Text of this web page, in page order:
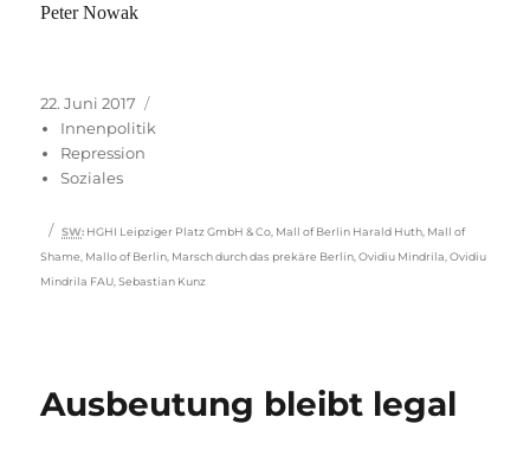
Peter Nowak
Veröffentlicht
am
22. Juni 2017
Innenpolitik
Repression
Soziales
Schlagwörter
SW: HGHI Leipziger Platz GmbH & Co Mall of Berlin Harald Huth Mall of
Shame Mallo of Berlin Marsch durch das prekäre Berlin ,Ovidiu Mindrila ,Ovidiu
Mindrila FAU ,Sebastian Kunz
Ausbeutung bleibt legal